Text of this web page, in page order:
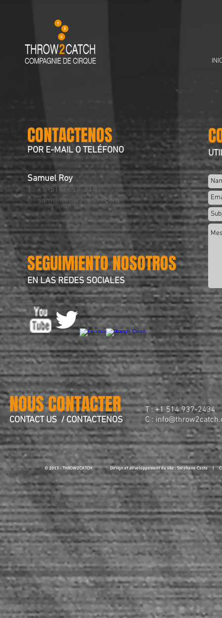
CONTACTENOS
POR E-MAIL O TELÉFONO
Samuel Roy
T : +1 (514) 659-8141
C :sam@throw2catch.com
SEGUIMIENTO NOSOTROS
EN LAS REDES SOCIALES
T : +1 514 937-2434
C :
NOUS CONTACTER
CONTACT US / CONTACTENOS
© 2013 - THROW2CATCH Design et développement du site : Stéphane Casta